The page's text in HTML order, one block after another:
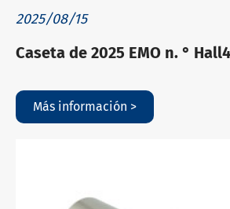
2025/08/15
Caseta de 2025 EMO n. °
Más información >